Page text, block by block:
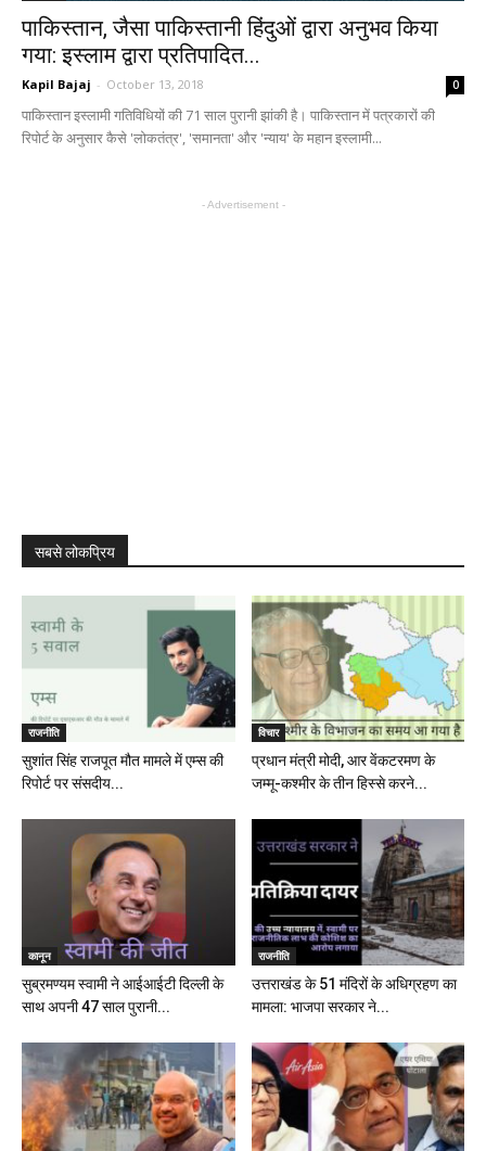
पाकिस्तान, जैसा पाकिस्तानी हिंदुओं द्वारा अनुभव किया
गया: इस्लाम द्वारा प्रतिपादित...
Kapil Bajaj - October 13, 2018 0
पाकिस्तान इस्लामी गतिविधियों की 71 साल पुरानी झांकी है। पाकिस्तान में पत्रकारों की
रिपोर्ट के अनुसार कैसे 'लोकतंत्र', 'समानता' और 'न्याय' के महान इस्लामी...
- Advertisement -
सबसे लोकप्रिय
राजनीति
सुशांत सिंह राजपूत मौत मामले में एम्स की
रिपोर्ट पर संसदीय...
विचार
प्रधान मंत्री मोदी, आर वेंकटरमण के
जम्मू-कश्मीर के तीन हिस्से करने...
कानून
सुब्रमण्यम स्वामी ने आईआईटी दिल्ली के
साथ अपनी 47 साल पुरानी...
राजनीति
उत्तराखंड के 51 मंदिरों के अधिग्रहण का
मामला: भाजपा सरकार ने...